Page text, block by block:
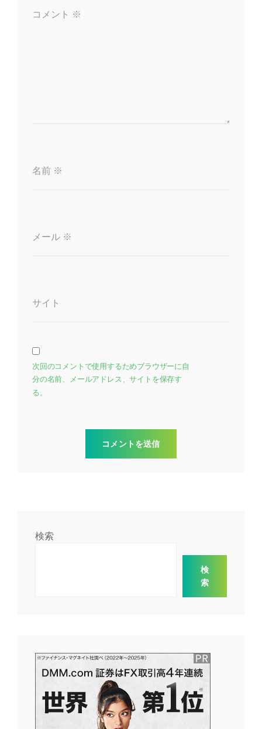
ョ
コメント ※
名前 ※
メール ※
サイト
次回のコメントで使用するためブラウザーに自
分の名前、メールアドレス、サイトを保存す
る。
検索
検
索